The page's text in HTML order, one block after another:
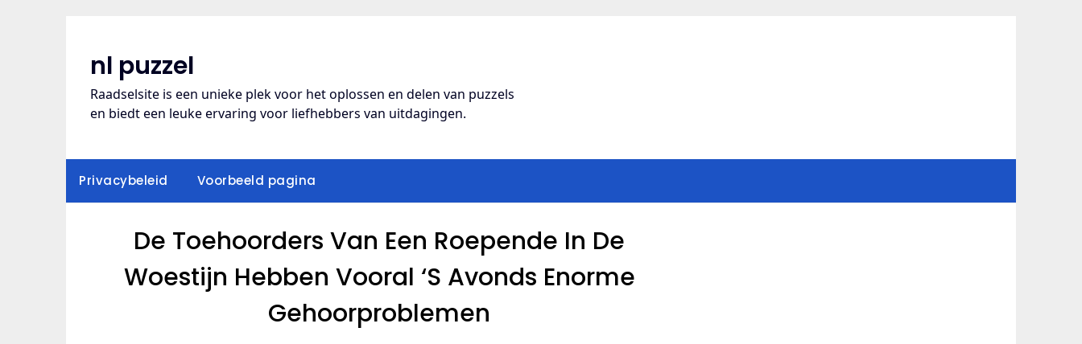
nl puzzel
Raadselsite is een unieke plek voor het oplossen en delen van puzzels
en biedt een leuke ervaring voor liefhebbers van uitdagingen.
Privacybeleid Voorbeeld pagina
De Toehoorders Van Een Roepende In De
Woestijn Hebben Vooral ‘S Avonds Enorme
Gehoorproblemen